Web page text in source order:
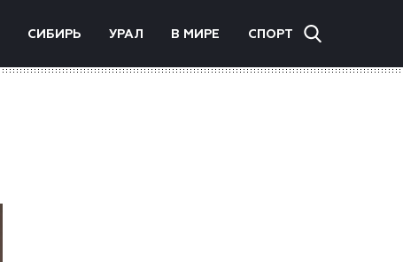
СИБИРЬ УРАЛ В МИРЕ СПОРТ